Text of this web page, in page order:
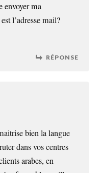
envoyer ma
l’adresse mail?
RÉPONSE
bien la langue
dans vos centres
arabes, en